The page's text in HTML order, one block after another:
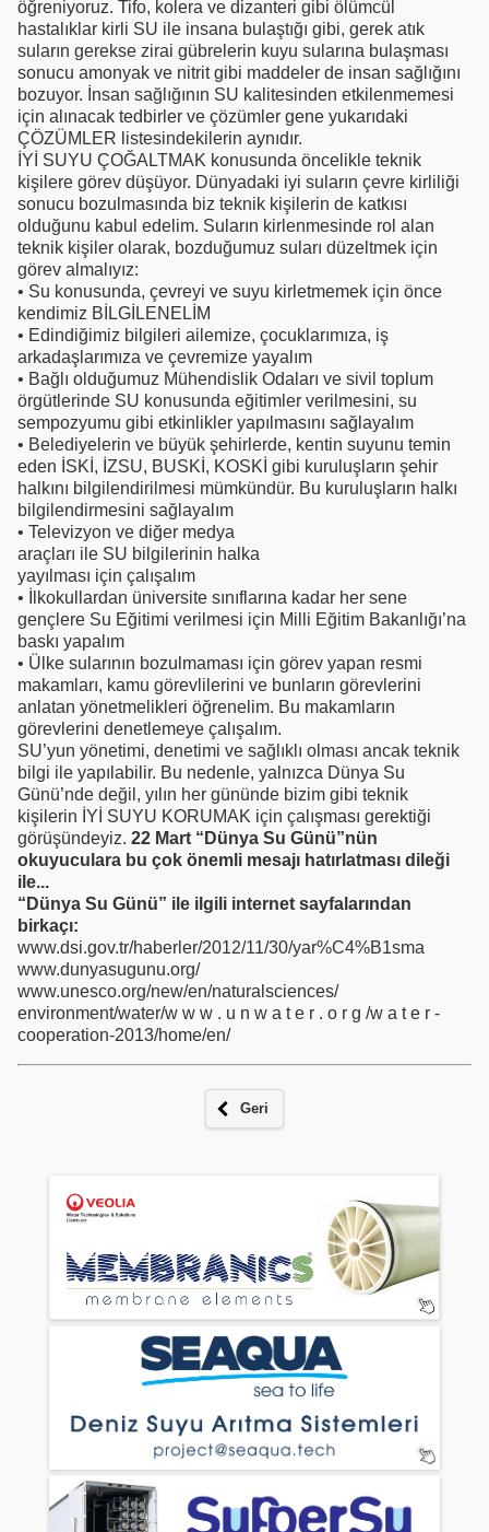
öğreniyoruz. Tifo, kolera ve dizanteri gibi ölümcül
hastalıklar kirli SU ile insana bulaştığı gibi, gerek atık
suların gerekse zirai gübrelerin kuyu sularına bulaşması
sonucu amonyak ve nitrit gibi maddeler de insan sağlığını
bozuyor. İnsan sağlığının SU kalitesinden etkilenmemesi
için alınacak tedbirler ve çözümler gene yukarıdaki
ÇÖZÜMLER listesindekilerin aynıdır.
İYİ SUYU ÇOĞALTMAK konusunda öncelikle teknik
kişilere görev düşüyor. Dünyadaki iyi suların çevre kirliliği
sonucu bozulmasında biz teknik kişilerin de katkısı
olduğunu kabul edelim. Suların kirlenmesinde rol alan
teknik kişiler olarak, bozduğumuz suları düzeltmek için
görev almalıyız:
• Su konusunda, çevreyi ve suyu kirletmemek için önce
kendimiz BİLGİLENELİM
• Edindiğimiz bilgileri ailemize, çocuklarımıza, iş
arkadaşlarımıza ve çevremize yayalım
• Bağlı olduğumuz Mühendislik Odaları ve sivil toplum
örgütlerinde SU konusunda eğitimler verilmesini, su
sempozyumu gibi etkinlikler yapılmasını sağlayalım
• Belediyelerin ve büyük şehirlerde, kentin suyunu temin
eden İSKİ, İZSU, BUSKİ, KOSKİ gibi kuruluşların şehir
halkını bilgilendirilmesi mümkündür. Bu kuruluşların halkı
bilgilendirmesini sağlayalım
• Televizyon ve diğer medya
araçları ile SU bilgilerinin halka
yayılması için çalışalım
• İlkokullardan üniversite sınıflarına kadar her sene
gençlere Su Eğitimi verilmesi için Milli Eğitim Bakanlığı’na
baskı yapalım
• Ülke sularının bozulmaması için görev yapan resmi
makamları, kamu görevlilerini ve bunların görevlerini
anlatan yönetmelikleri öğrenelim. Bu makamların
görevlerini denetlemeye çalışalım.
SU’yun yönetimi, denetimi ve sağlıklı olması ancak teknik
bilgi ile yapılabilir. Bu nedenle, yalnızca Dünya Su
Günü’nde değil, yılın her gününde bizim gibi teknik
kişilerin İYİ SUYU KORUMAK için çalışması gerektiği
görüşündeyiz. 22 Mart “Dünya Su Günü”nün
okuyuculara bu çok önemli mesajı hatırlatması dileği
ile...
“Dünya Su Günü” ile ilgili internet sayfalarından
birkaçı:
www.dsi.gov.tr/haberler/2012/11/30/yar%C4%B1sma
www.dunyasugunu.org/
www.unesco.org/new/en/naturalsciences/
environment/water/w w w . u n w a t e r . o r g /w a t e r -
cooperation-2013/home/en/
Geri